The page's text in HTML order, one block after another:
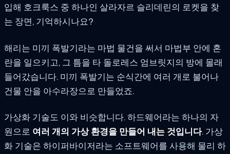
입해 호크룩스 중 하나인 살라자르 슬리데린의 로켓을 찾
는 장면, 기억하시나요?
해리는 미끼 폭발기라는 마법 물건을 써서 마법부 안에 혼
란을 일으키고, 그 틈을 타 돌로레스 엄브릿지의 방에 몰래
들어갔습니다. 미끼 폭발기는 순식간에 여러 개로 불어나
건물 안을 아수라장으로 만들었죠.
가상화 기술도 이와 비슷합니다. 하드웨어라는 하나의 자
원으로 여러 개의 가상 환경을 만들어 내는 것입니다. 가상
화 기술은 하이퍼바이저라는 소프트웨어를 사용해 물리 하